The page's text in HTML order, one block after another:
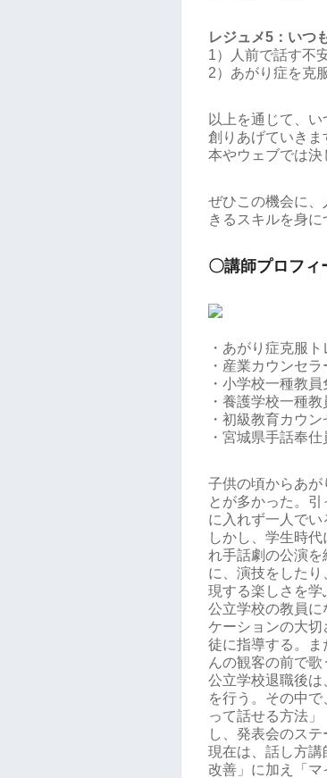
レジュメ5：いつ
1）人前で話す不
2）あがり症を克
以上を通じて、
創りあげていきま
本やウェブでは決
ぜひこの機会に
きるスキルを身
〇講師プロフィ
・あがり症克服
・産業カウンセラ
・小学校一種教員
・養護学校一種
・初級教育カウン
・宮城県手話奉仕
子供の頃からあが
とが多かった。
に入れず一人でい
しかし、学生時
れ手話劇の公演
に、演技をした
現する楽しさを学
公立学校の教員
ケーションの大
徒に指導する。ま
んの観客の前で歌
公立学校退職後
を行う。その中
って話せる方法
し、発表会のス
現在は、話し方
改善」に加え「マ